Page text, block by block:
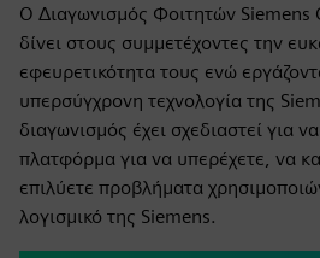
Ο Διαγωνισμός Φοιτητών
δίνει στους συμμετέχοντες την
εφευρετικότητα τους ενώ
υπερσύγχρονη τεχνολογία της
διαγωνισμός έχει σχεδιαστεί για
πλατφόρμα για να υπερέχετε, να
επιλύετε προβλήματα
λογισμικό της Siemens.